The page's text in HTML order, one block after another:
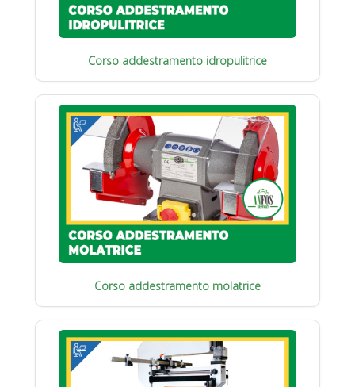
Corso addestramento idropulitrice
Corso addestramento molatrice